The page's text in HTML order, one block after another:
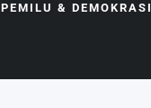
PEMILU & DEMOKRASI